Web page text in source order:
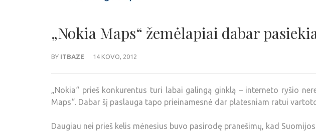
„Nokia Maps“ žemėlapiai dabar
BY ITBAZE 14 KOVO, 2012
„Nokia“ prieš konkurentus turi labai galingą ginklą – interneto ryšio
Maps“. Dabar šį paslauga tapo prieinamesnė dar platesniam ratui
Daugiau nei prieš kelis mėnesius buvo pasirodę pranešimų, kad